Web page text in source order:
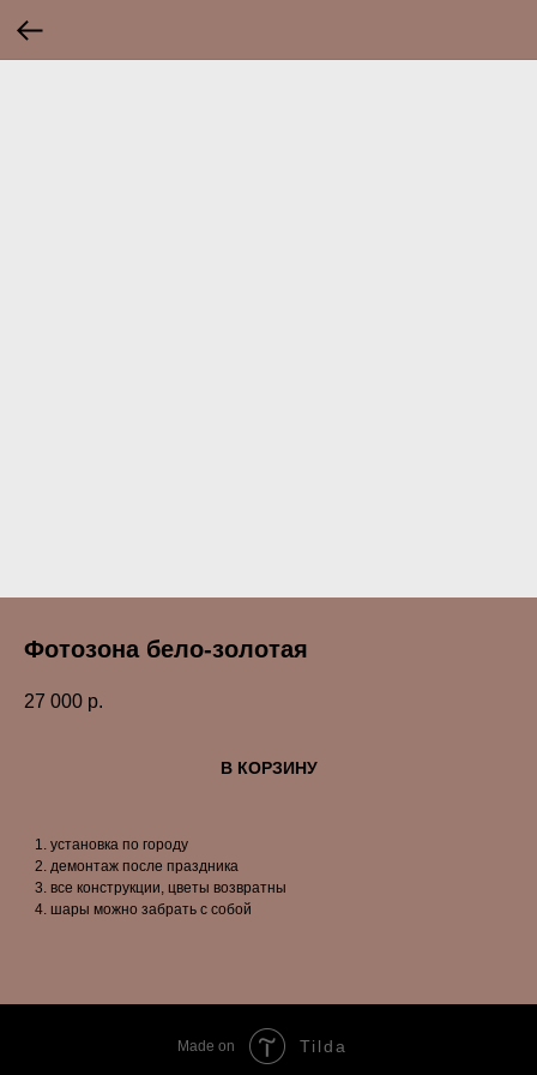
Фотозона бело-золотая
27 000 р.
В КОРЗИНУ
установка по городу
демонтаж после праздника
все конструкции, цветы возвратны
шары можно забрать с собой
Made on Tilda